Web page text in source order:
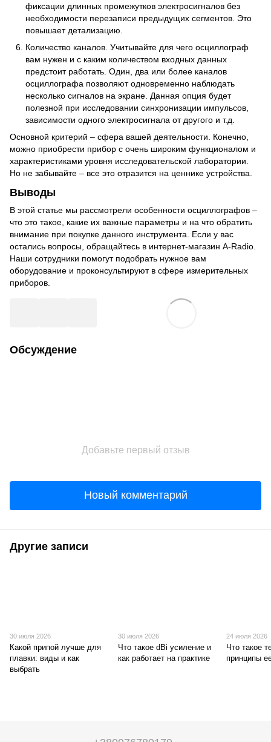
фиксации длинных промежутков электросигналов без
необходимости перезаписи предыдущих сегментов. Это
повышает детализацию.
Количество каналов. Учитывайте для чего осциллограф
вам нужен и с каким количеством входных данных
предстоит работать. Один, два или более каналов
осциллографа позволяют одновременно наблюдать
несколько сигналов на экране. Данная опция будет
полезной при исследовании синхронизации импульсов,
зависимости одного электросигнала от другого и т.д.
Основной критерий – сфера вашей деятельности. Конечно,
можно приобрести прибор с очень широким функционалом и
характеристиками уровня исследовательской лаборатории.
Но не забывайте – все это отразится на ценнике устройства.
Выводы
В этой статье мы рассмотрели особенности осциллографов –
что это такое, какие их важные параметры и на что обратить
внимание при покупке данного инструмента. Если у вас
остались вопросы, обращайтесь в интернет-магазин A-Radio.
Наши сотрудники помогут подобрать нужное вам
оборудование и проконсультируют в сфере измерительных
приборов.
Обсуждение
Добавьте первый отзыв
Новый комментарий
Другие записи
30 июля 2026
Какой припой лучше для
плавки: виды и как
выбрать
30 июля 2026
Что такое dBi усиление и
как работает на практике
24 июля 2026
Что такое
принципы